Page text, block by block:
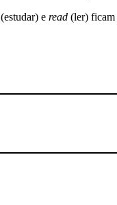
(estudar) e read (ler) ficam